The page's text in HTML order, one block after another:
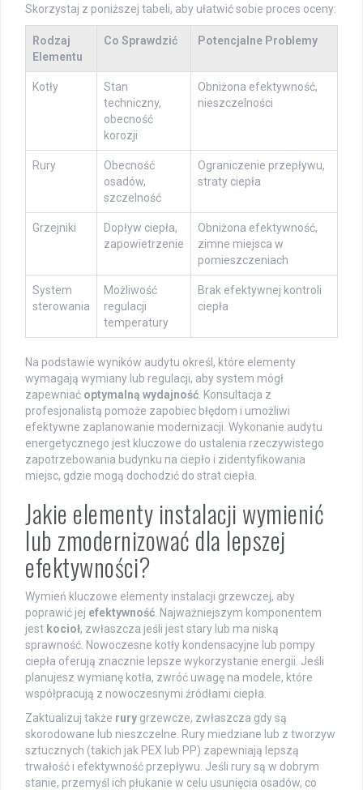
Skorzystaj z poniższej tabeli, aby ułatwić sobie proces oceny:
Rodzaj
Elementu
Co Sprawdzić Potencjalne Problemy
Kotły
Stan
techniczny,
obecność
korozji
Obniżona efektywność,
nieszczelności
Rury
Obecność
osadów,
szczelność
Ograniczenie przepływu,
straty ciepła
Grzejniki
Dopływ ciepła,
zapowietrzenie
Obniżona efektywność,
zimne miejsca w
pomieszczeniach
System
sterowania
Możliwość
regulacji
temperatury
Brak efektywnej kontroli
ciepła
Na podstawie wyników audytu określ, które elementy
wymagają wymiany lub regulacji, aby system mógł
zapewniać optymalną wydajność. Konsultacja z
profesjonalistą pomoże zapobiec błędom i umożliwi
efektywne zaplanowanie modernizacji. Wykonanie audytu
energetycznego jest kluczowe do ustalenia rzeczywistego
zapotrzebowania budynku na ciepło i zidentyfikowania
miejsc, gdzie mogą dochodzić do strat ciepła.
Jakie elementy instalacji wymienić
lub zmodernizować dla lepszej
efektywności?
Wymień kluczowe elementy instalacji grzewczej, aby
poprawić jej efektywność. Najważniejszym komponentem
jest kocioł, zwłaszcza jeśli jest stary lub ma niską
sprawność. Nowoczesne kotły kondensacyjne lub pompy
ciepła oferują znacznie lepsze wykorzystanie energii. Jeśli
planujesz wymianę kotła, zwróć uwagę na modele, które
współpracują z nowoczesnymi źródłami ciepła.
Zaktualizuj także rury grzewcze, zwłaszcza gdy są
skorodowane lub nieszczelne. Rury miedziane lub z tworzyw
sztucznych (takich jak PEX lub PP) zapewniają lepszą
trwałość i efektywność przepływu. Jeśli rury są w dobrym
stanie, przemyśl ich płukanie w celu usunięcia osadów, co